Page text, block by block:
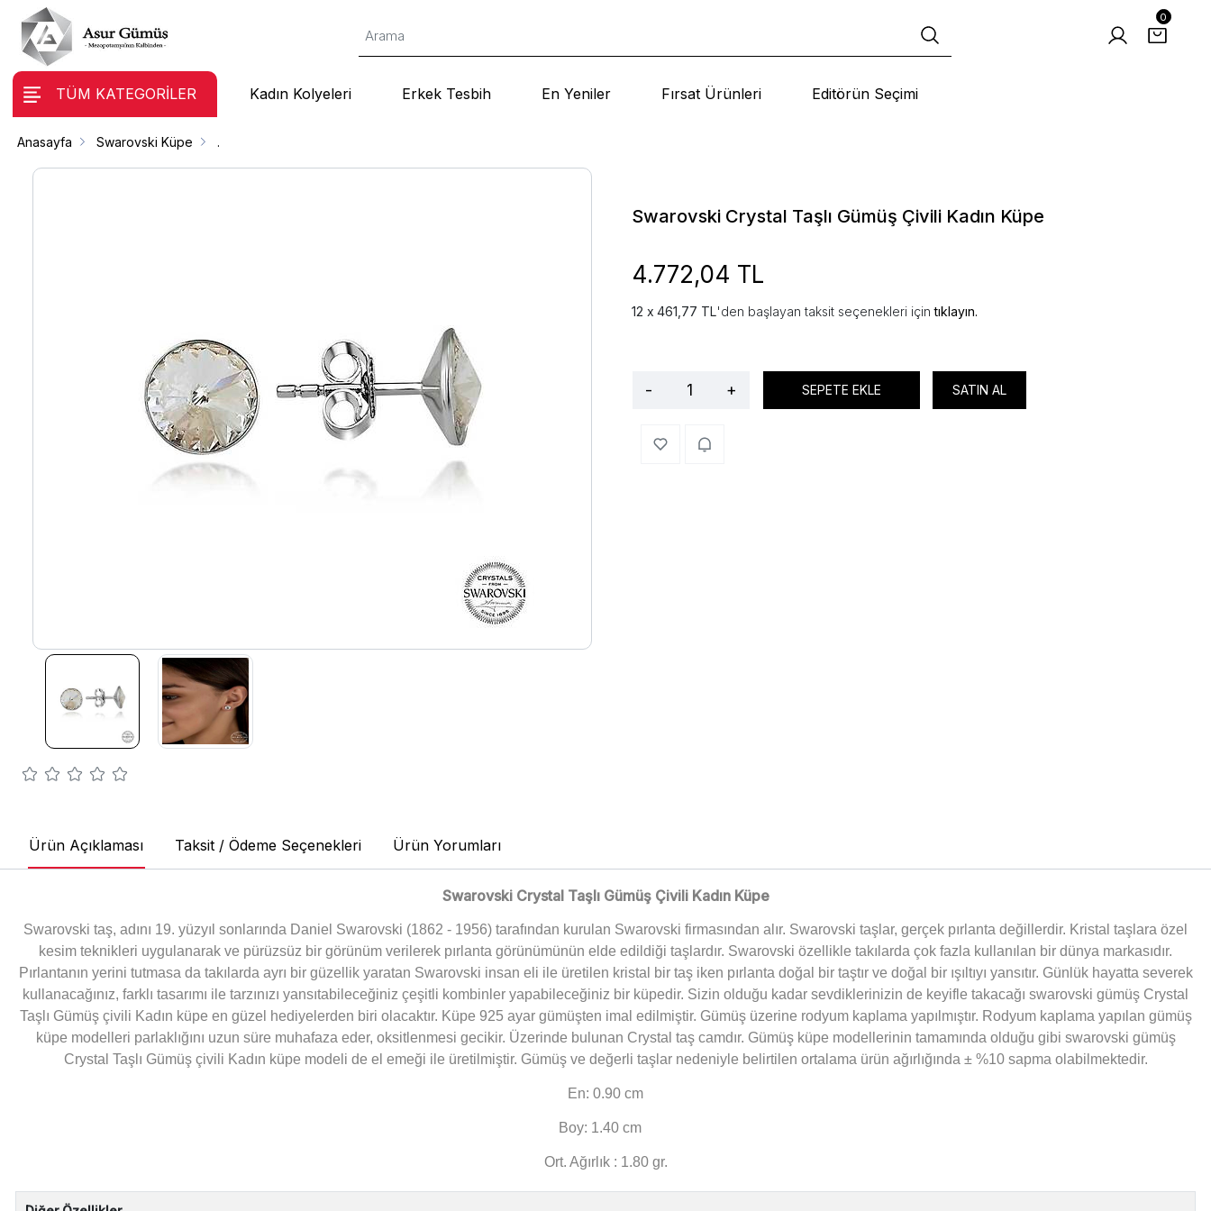
0
TÜM KATEGORİLER Kadın Kolyeleri Erkek Tesbih En Yeniler Fırsat Ürünleri Editörün Seçimi
Anasayfa Swarovski Küpe .
Swarovski Crystal Taşlı Gümüş Çivili Kadın Küpe
4.772,04 TL
461,77 TL'den başlayan taksit seçenekleri içintıklayın.
- + SEPETE EKLE SATIN AL
Ürün Açıklaması Taksit / Ödeme Seçenekleri Ürün Yorumları
Swarovski Crystal Taşlı Gümüş Çivili Kadın Küpe
Swarovski taş, adını 19. yüzyıl sonlarında Daniel Swarovski (1862 - 1956) tarafından kurulan Swarovski firmasından alır. Swarovski taşlar, gerçek pırlanta değillerdir. Kristal taşlara özel
kesim teknikleri uygulanarak ve pürüzsüz bir görünüm verilerek pırlanta görünümünün elde edildiği taşlardır. Swarovski özellikle takılarda çok fazla kullanılan bir dünya markasıdır.
Pırlantanın yerini tutmasa da takılarda ayrı bir güzellik yaratan Swarovski insan eli ile üretilen kristal bir taş iken pırlanta doğal bir taştır ve doğal bir ışıltıyı yansıtır. Günlük hayatta severek
kullanacağınız, farklı tasarımı ile tarzınızı yansıtabileceğiniz çeşitli kombinler yapabileceğiniz bir küpedir. Sizin olduğu kadar sevdiklerinizin de keyifle takacağı swarovski gümüş Crystal
Taşlı Gümüş çivili Kadın küpe en güzel hediyelerden biri olacaktır. Küpe 925 ayar gümüşten imal edilmiştir. Gümüş üzerine rodyum kaplama yapılmıştır. Rodyum kaplama yapılan gümüş
küpe modelleri parlaklığını uzun süre muhafaza eder, oksitlenmesi gecikir. Üzerinde bulunan Crystal taş camdır. Gümüş küpe modellerinin tamamında olduğu gibi swarovski gümüş
Crystal Taşlı Gümüş çivili Kadın küpe modeli de el emeği ile üretilmiştir. Gümüş ve değerli taşlar nedeniyle belirtilen ortalama ürün ağırlığında ± %10 sapma olabilmektedir.
En: 0.90 cm
Boy: 1.40 cm
Ort. Ağırlık : 1.80 gr.